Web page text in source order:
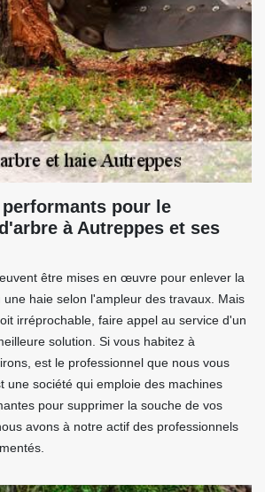
pour le
à Autreppes et ses
être mises en œuvre pour enlever la
haie selon l'ampleur des travaux. Mais
irréprochable, faire appel au service d'un
solution. Si vous habitez à
est le professionnel que nous vous
une société qui emploie des machines
pour supprimer la souche de vos
avons à notre actif des professionnels